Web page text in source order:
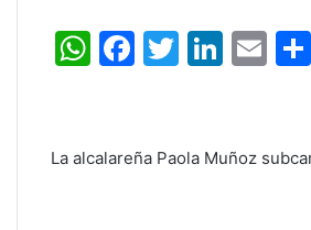
W
s
F
e
T
er
Li
e
E
l
La alcalareña Paola Muñoz